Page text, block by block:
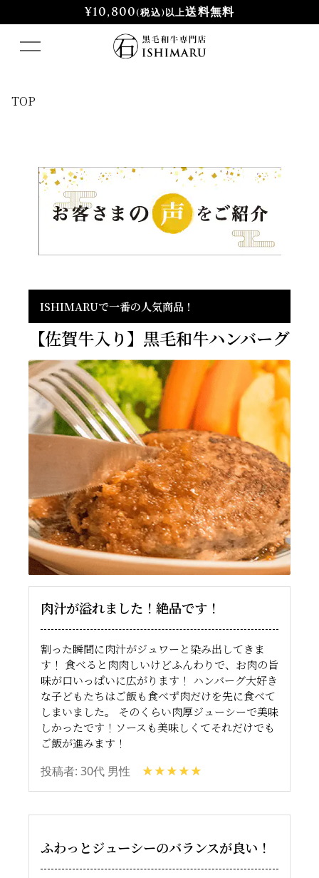
¥10,800(税込)以上送料無料
TOP
ISHIMARUで一番の人気商品！
【佐賀牛入り】黒毛和牛ハンバーグ
肉汁が溢れました！絶品です！
割った瞬間に肉汁がジュワーと染み出してきま
す！ 食べると肉肉しいけどふんわりで、お肉の旨
味が口いっぱいに広がります！ ハンバーグ大好き
な子どもたちはご飯も食べず肉だけを先に食べて
しまいました。 そのくらい肉厚ジューシーで美味
しかったです！ソースも美味しくてそれだけでも
ご飯が進みます！
投稿者: 30代 男性
ふわっとジューシーのバランスが良い！